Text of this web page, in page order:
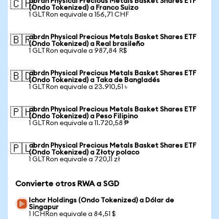
🇨🇭(Ondo Tokenized) a Franco Suizo
1 GLTRon equivale a 156,71 CHF
🇧🇷abrdn Physical Precious Metals Basket Shares ETF
(Ondo Tokenized) a Real brasileño
1 GLTRon equivale a 987,84 R$
🇧🇩abrdn Physical Precious Metals Basket Shares ETF
(Ondo Tokenized) a Taka de Bangladés
1 GLTRon equivale a 23.910,51 ৳
🇵🇭abrdn Physical Precious Metals Basket Shares ETF
(Ondo Tokenized) a Peso Filipino
1 GLTRon equivale a 11.720,58 ₱
🇵🇱abrdn Physical Precious Metals Basket Shares ETF
(Ondo Tokenized) a Złoty polaco
1 GLTRon equivale a 720,11 zł
Convierte otros RWA a SGD
Ichor Holdings (Ondo Tokenized) a Dólar de
Singapur
1 ICHRon equivale a 84,51 $